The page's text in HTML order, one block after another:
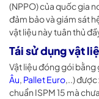
(NPPO) của quốc gia
đảm bảo và giám sát
vật liệu này tuân thủ
Tái sử dụng vật
Vật liệu đóng gói bằng
Âu, Pallet Euro,..)
chuẩn ISPM 15 mà